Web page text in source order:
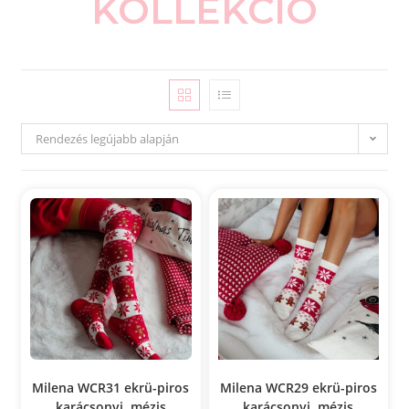
KOLLEKCIÓ
Rendezés legújabb alapján
Milena WCR31 ekrü-piros
Milena WCR29 ekrü-piros